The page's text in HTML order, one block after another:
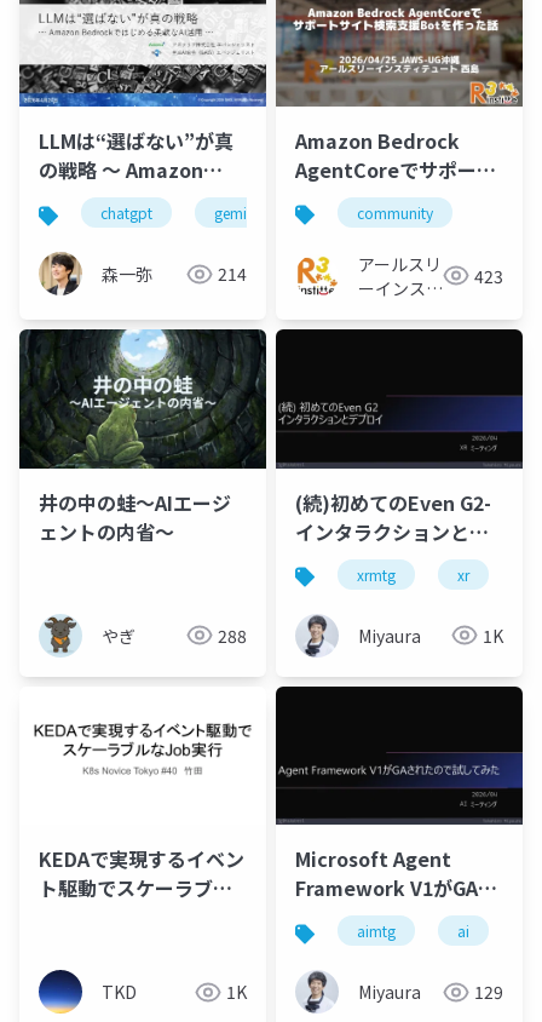
LLMは“選ばない”が真
の戦略 〜 Amazon
Bedrockではじめる柔
軟なAI活用 〜
chatgpt gemini claude bedrock
森一弥 214
Amazon Bedrock
AgentCoreでサポート
サイト検索支援Botを作
った話
community
アールスリ
ーインステ
423
井の中の蛙〜AIエージ
ェントの内省〜
やぎ 288
(続)初めてのEven G2-
インタラクションとデ
プロイxrmtg xr
Miyaura 1K
KEDAで実現するイベン
ト駆動でスケーラブル
TKD 1K
Microsoft Agent
Framework V1がGAさ
れたので試してみた
aimtg ai
Miyaura 129